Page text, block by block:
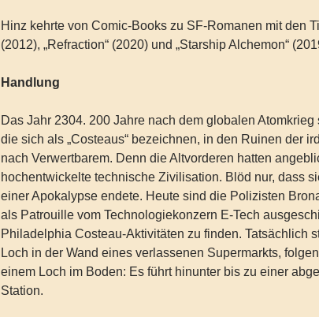
Hinz kehrte von Comic-Books zu SF-Romanen mit den
(2012), „Refraction“ (2020) und „Starship Alchemon“
Handlung
Das Jahr 2304. 200 Jahre nach dem globalen Atomkrieg
die sich als „Costeaus“ bezeichnen, in den Ruinen der
nach Verwertbarem. Denn die Altvorderen hatten
hochentwickelte technische Zivilisation. Blöd nur, dass
einer Apokalypse endete. Heute sind die Polizisten
als Patrouille vom Technologiekonzern E-Tech
Philadelphia Costeau-Aktivitäten zu finden. Tatsächlich
Loch in der Wand eines verlassenen Supermarkts,
einem Loch im Boden: Es führt hinunter bis zu einer
Station.